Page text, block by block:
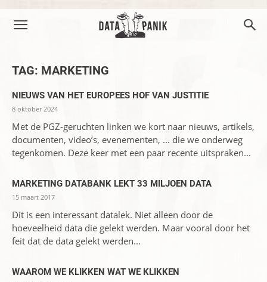
TAG: MARKETING
NIEUWS VAN HET EUROPEES HOF VAN JUSTITIE
8 oktober 2024
Met de PGZ-geruchten linken we kort naar nieuws, artikels,
documenten, video’s, evenementen, ... die we onderweg
tegenkomen. Deze keer met een paar recente uitspraken...
MARKETING DATABANK LEKT 33 MILJOEN DATA
15 maart 2017
Dit is een interessant datalek. Niet alleen door de
hoeveelheid data die gelekt werden. Maar vooral door het
feit dat de data gelekt werden...
WAAROM WE KLIKKEN WAT WE KLIKKEN